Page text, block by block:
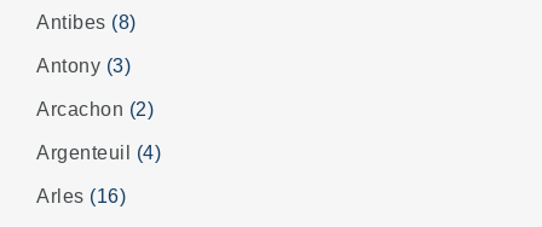
Antibes (8)
Antony (3)
Arcachon (2)
Argenteuil (4)
Arles (16)